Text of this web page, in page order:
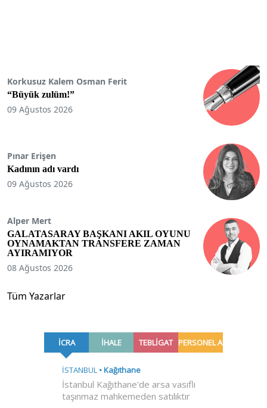
Korkusuz Kalem Osman Ferit
“Büyük zulüm!”
09 Ağustos 2026
Pınar Erişen
Kadının adı vardı
09 Ağustos 2026
Alper Mert
GALATASARAY BAŞKANI AKIL OYUNU
OYNAMAKTAN TRANSFERE ZAMAN
AYIRAMIYOR
08 Ağustos 2026
Tüm Yazarlar